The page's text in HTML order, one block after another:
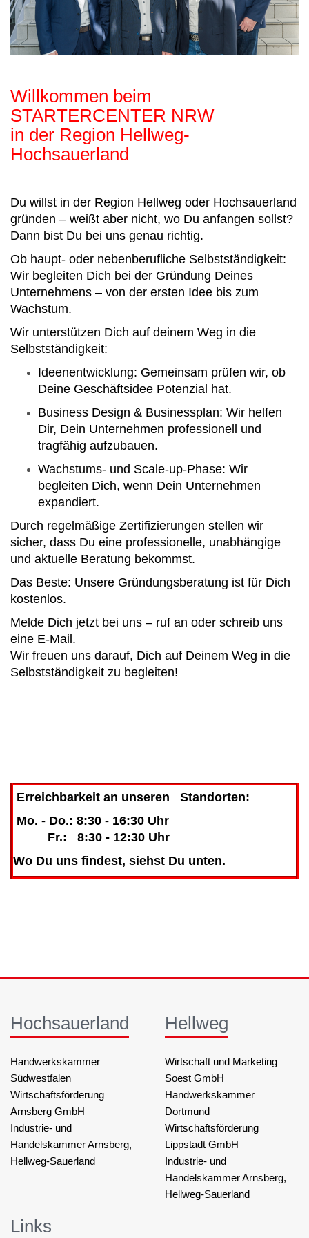
Willkommen beim
STARTERCENTER NRW
in der Region Hellweg-
Hochsauerland
Du willst in der Region Hellweg oder Hochsauerland
gründen – weißt aber nicht, wo Du anfangen sollst?
Dann bist Du bei uns genau richtig.
Ob haupt- oder nebenberufliche Selbstständigkeit:
Wir begleiten Dich bei der Gründung Deines
Unternehmens – von der ersten Idee bis zum
Wachstum.
Wir unterstützen Dich auf deinem Weg in die
Selbstständigkeit:
Ideenentwicklung: Gemeinsam prüfen wir, ob
Deine Geschäftsidee Potenzial hat.
Business Design & Businessplan: Wir helfen
Dir, Dein Unternehmen professionell und
tragfähig aufzubauen.
Wachstums- und Scale-up-Phase: Wir
begleiten Dich, wenn Dein Unternehmen
expandiert.
Durch regelmäßige Zertifizierungen stellen wir
sicher, dass Du eine professionelle, unabhängige
und aktuelle Beratung bekommst.
Das Beste: Unsere Gründungsberatung ist für Dich
kostenlos.
Melde Dich jetzt bei uns – ruf an oder schreib uns
eine E-Mail.
Wir freuen uns darauf, Dich auf Deinem Weg in die
Selbstständigkeit zu begleiten!
Erreichbarkeit an unseren Standorten:
Mo. - Do.: 8:30 - 16:30 Uhr
Fr.: 8:30 - 12:30 Uhr
Wo Du uns findest, siehst Du unten.
Hochsauerland
Handwerkskammer
Südwestfalen
Wirtschaftsförderung
Arnsberg GmbH
Industrie- und
Handelskammer Arnsberg,
Hellweg-Sauerland
Hellweg
Wirtschaft und Marketing
Soest GmbH
Handwerkskammer
Dortmund
Wirtschaftsförderung
Lippstadt GmbH
Industrie- und
Handelskammer Arnsberg,
Hellweg-Sauerland
Links